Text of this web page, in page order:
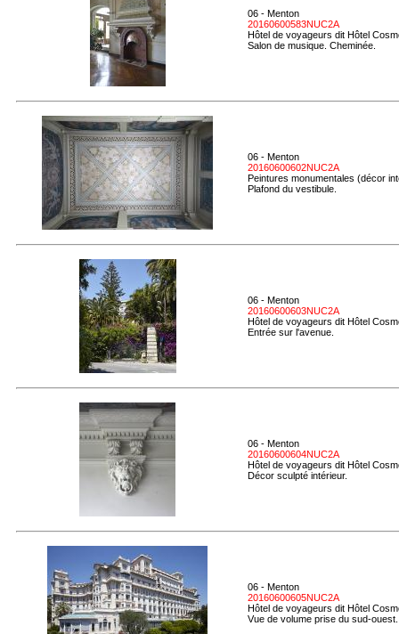
06 - Menton
20160600583NUC2A
Hôtel de voyageurs dit Hôtel
Salon de musique. Cheminée.
06 - Menton
20160600602NUC2A
Peintures monumentales (décor
Plafond du vestibule.
06 - Menton
20160600603NUC2A
Hôtel de voyageurs dit Hôtel
Entrée sur l'avenue.
06 - Menton
20160600604NUC2A
Hôtel de voyageurs dit Hôtel
Décor sculpté intérieur.
06 - Menton
20160600605NUC2A
Hôtel de voyageurs dit Hôtel
Vue de volume prise du sud-ouest.